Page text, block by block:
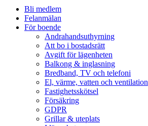
Bli medlem
Felanmälan
För boende
Andrahandsuthyrning
Att bo i bostadsrätt
Avgift för lägenheten
Balkong & inglasning
Bredband, TV och telefoni
El, värme, vatten och ventilation
Fastighetsskötsel
Försäkring
GDPR
Grillar & uteplats